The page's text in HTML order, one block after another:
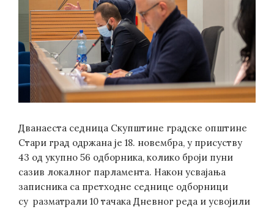
Дванаеста седница Скупштине градске општине
Стари град одржана је 18. новембра, у присуству
43 од укупно 56 одборника, колико броји пуни
сазив локалног парламента. Након усвајања
записника са претходне седнице одборници
су разматрали 10 тачака Дневног реда и усвојили